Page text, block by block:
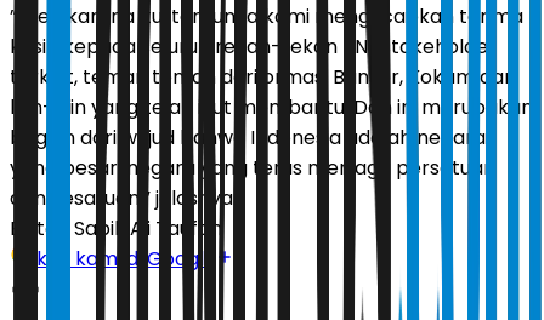
”Oleh karena itu, tentunya kami mengucapkan terima
kasih kepada seluruh rekan-rekan TNI, stakeholder
terkait, teman teman dari ormas, Banser, Kokam dan
lain-lain yang telah ikut membantu. Dan ini merupakan
bagian dari wujud bahwa Indonesia adalah negara
yang besar, negara yang terus menjaga persatuan
dan kesatuan,” jelasnya.
Editor: Sabik Aji Taufan
Ikuti kami di Google